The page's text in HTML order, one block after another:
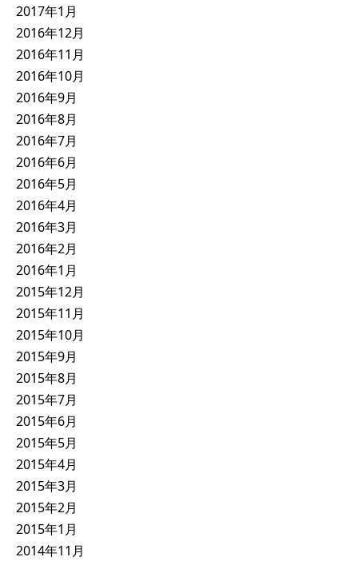
2017年1月
2016年12月
2016年11月
2016年10月
2016年9月
2016年8月
2016年7月
2016年6月
2016年5月
2016年4月
2016年3月
2016年2月
2016年1月
2015年12月
2015年11月
2015年10月
2015年9月
2015年8月
2015年7月
2015年6月
2015年5月
2015年4月
2015年3月
2015年2月
2015年1月
2014年11月